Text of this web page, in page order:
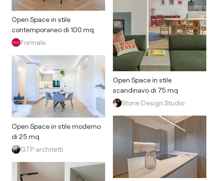
Open Space in stile
contemporaneo di 100 mq
Formale.
Open Space in stile moderno
di 25 mq
GTP architetti
Open Space in stile
scandinavo di 75 mq
Storie Design Studio